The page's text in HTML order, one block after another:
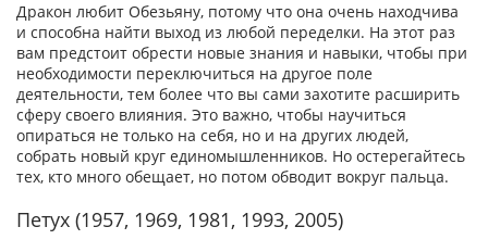
Дракон любит Обезьяну, потому что она очень находчива
и способна найти выход из любой переделки. На этот раз
вам предстоит обрести новые знания и навыки, чтобы при
необходимости переключиться на другое поле
деятельности, тем более что вы сами захотите расширить
сферу своего влияния. Это важно, чтобы научиться
опираться не только на себя, но и на других людей,
собрать новый круг единомышленников. Но остерегайтесь
тех, кто много обещает, но потом обводит вокруг пальца.
Петух (1957, 1969, 1981, 1993, 2005)